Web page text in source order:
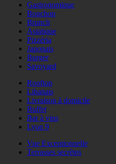
Gastronomique
Bouchon
Brunch
Asiatique
Pizzéria
Japonais
Burger
Savoyard
Rooftop
Libanais
Livraison à domicile
Buffet
Bar à vins
Lyon 9
Vue Exceptionnelle
Terrasses secrètes